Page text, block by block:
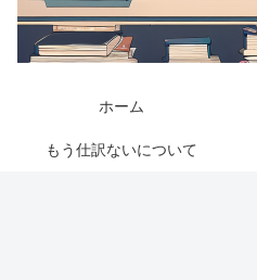
ホーム
もう仕訳ないについて